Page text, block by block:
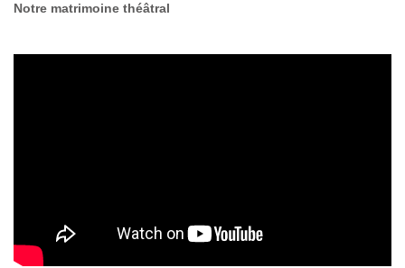
Notre matrimoine théâtral